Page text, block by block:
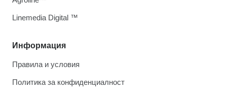
Информация
Правила и условия
Политика за конфиденциалност
Linemedia Digital ™